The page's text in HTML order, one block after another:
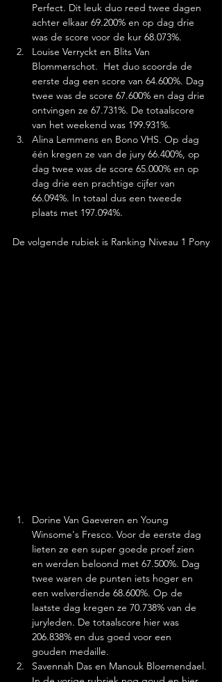
Perfect. Dit leuk duo reed twee dagen
achter elkaar 69.200% en op dag drie
was de score voor de kur 68.073%.
Louise Verryckt en Blits Van
Blommerschot.  Het duo scoorde de
eerste dag een score van 64.600%. Dag
twee was de score 67.600% en dag drie
ontvingen ze 67.731%. De totaalscore
van het weekend was 199.931%.
Alina Lemmens en Bono VHS. Op dag
één kregen ze van de jury 66.400%, op
dag twee was de score 65.000% en op
dag drie een prachtige cijfer van
66.094%. In totaal dus een tweede
plaats met 197.094%.
De volgende rubiek is Ranking Niveau 1 Pony
Dorine Van Gaeveren en Young
Winsome's Fresco. Voor de eerste dag
lieten ze een super goede proef zien
en werden beloond met 67.500%. Dag
twee waren de punten iets hoger en
een welverdiende 68.600%. Op de
laatste dag kregen ze 70.738% van de
juryleden. De totaalscore hier was
206.838% en dus goed voor een
gouden medaille.
Savennah Das en Manouk Bloemendael.